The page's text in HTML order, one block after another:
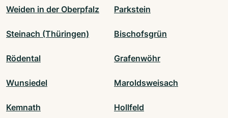
Weiden in der Oberpfalz Parkstein
Steinach (Thüringen) Bischofsgrün
Rödental Grafenwöhr
Wunsiedel Maroldsweisach
Kemnath Hollfeld